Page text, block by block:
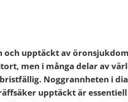
och upptäckt av
men i många delar av
Noggrannheten i
upptäckt är